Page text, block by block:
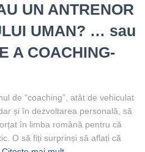
UN ANTRENOR
UMAN? … sau
A COACHING-
de “coaching”, atât de vehiculat
și în dezvoltarea personală, să
în limba română pentru că
O să fiți surprinși să aflați că